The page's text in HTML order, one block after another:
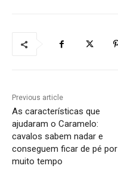
Previous article
As características que
ajudaram o Caramelo:
cavalos sabem nadar e
conseguem ficar de pé por
muito tempo